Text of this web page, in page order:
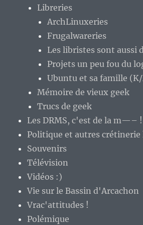
Libreries
ArchLinuxeries
Frugalwareries
Les libristes sont aussi
Projets un peu fou du
Ubuntu et sa famille
Mémoire de vieux geek
Trucs de geek
Les DRMS, c'est de la m—– !
Politique et autres crétinerie
Souvenirs
Télévision
Vidéos :)
Vie sur le Bassin d'Arcachon
Vrac'attitudes !
Polémique